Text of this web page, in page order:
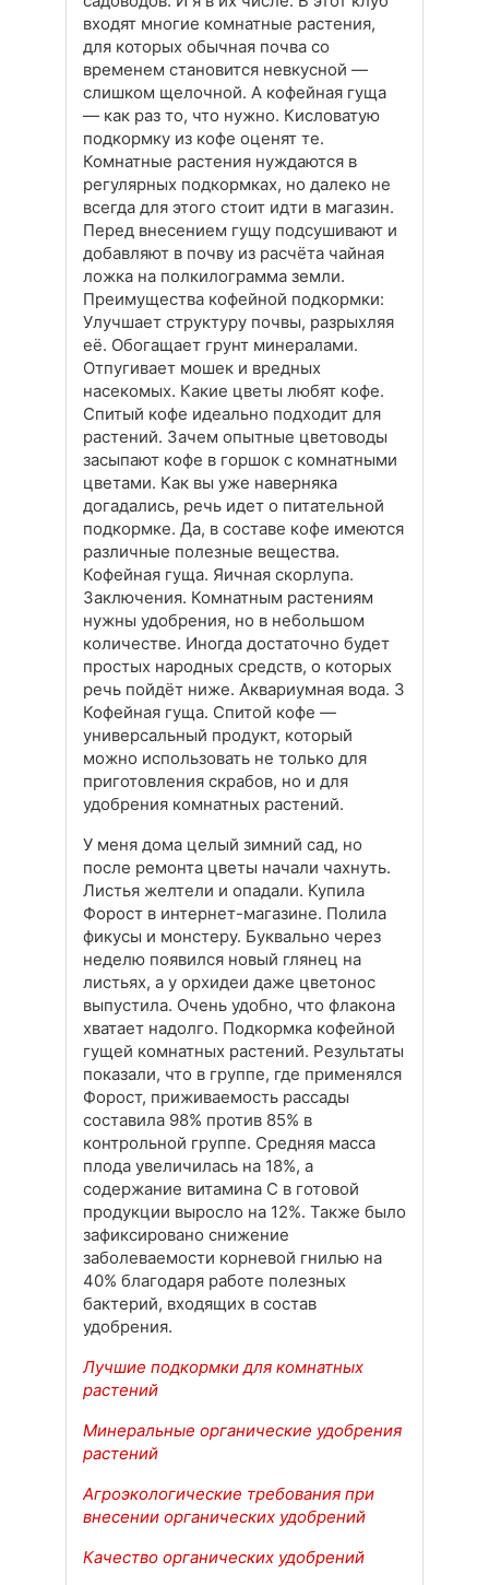
входят многие комнатные растения,
для которых обычная почва со
временем становится невкусной —
слишком щелочной. А кофейная гуща
— как раз то, что нужно. Кисловатую
подкормку из кофе оценят те.
Комнатные растения нуждаются в
регулярных подкормках, но далеко не
всегда для этого стоит идти в магазин.
Перед внесением гущу подсушивают и
добавляют в почву из расчёта чайная
ложка на полкилограмма земли.
Преимущества кофейной подкормки:
Улучшает структуру почвы, разрыхляя
её. Обогащает грунт минералами.
Отпугивает мошек и вредных
насекомых. Какие цветы любят кофе.
Спитый кофе идеально подходит для
растений. Зачем опытные цветоводы
засыпают кофе в горшок с комнатными
цветами. Как вы уже наверняка
догадались, речь идет о питательной
подкормке. Да, в составе кофе имеются
различные полезные вещества.
Кофейная гуща. Яичная скорлупа.
Заключения. Комнатным растениям
нужны удобрения, но в небольшом
количестве. Иногда достаточно будет
простых народных средств, о которых
речь пойдёт ниже. Аквариумная вода. 3
Кофейная гуща. Спитой кофе —
универсальный продукт, который
можно использовать не только для
приготовления скрабов, но и для
удобрения комнатных растений.
У меня дома целый зимний сад, но
после ремонта цветы начали чахнуть.
Листья желтели и опадали. Купила
Форост в интернет-магазине. Полила
фикусы и монстеру. Буквально через
неделю появился новый глянец на
листьях, а у орхидеи даже цветонос
выпустила. Очень удобно, что флакона
хватает надолго. Подкормка кофейной
гущей комнатных растений. Результаты
показали, что в группе, где применялся
Форост, приживаемость рассады
составила 98% против 85% в
контрольной группе. Средняя масса
плода увеличилась на 18%, а
содержание витамина С в готовой
продукции выросло на 12%. Также было
зафиксировано снижение
заболеваемости корневой гнилью на
40% благодаря работе полезных
бактерий, входящих в состав
удобрения.
Лучшие подкормки для комнатных
растений
Минеральные органические удобрения
растений
Агроэкологические требования при
внесении органических удобрений
Качество органических удобрений